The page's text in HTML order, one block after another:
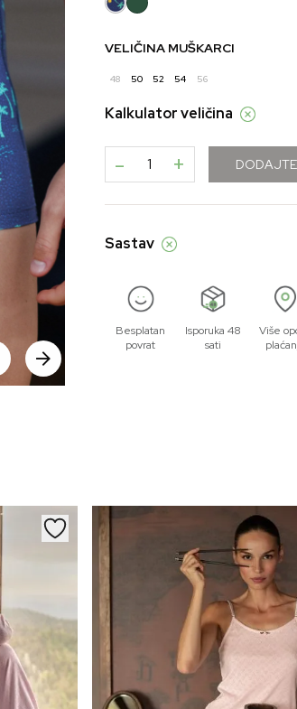
VELIČINA MUŠKARCI
48 50 52 54 56
Kalkulator veličina
- + DODAJTE
Sastav
Besplatan
povrat
Isporuka 48
sati
Više